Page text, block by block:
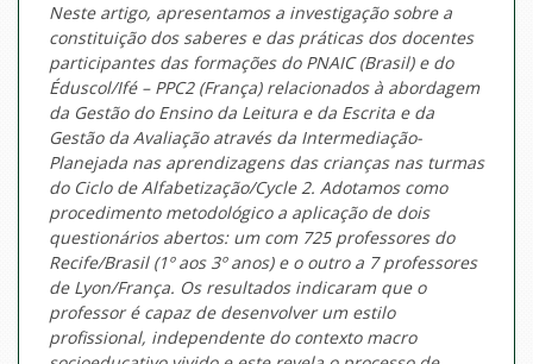
Neste artigo, apresentamos a investigação sobre a
constituição dos saberes e das práticas dos docentes
participantes das formações do PNAIC (Brasil) e do
Éduscol/Ifé – PPC2 (França) relacionados à abordagem
da Gestão do Ensino da Leitura e da Escrita e da
Gestão da Avaliação através da Intermediação-
Planejada nas aprendizagens das crianças nas turmas
do Ciclo de Alfabetização/Cycle 2. Adotamos como
procedimento metodológico a aplicação de dois
questionários abertos: um com 725 professores do
Recife/Brasil (1º aos 3º anos) e o outro a 7 professores
de Lyon/França. Os resultados indicaram que o
professor é capaz de desenvolver um estilo
profissional, independente do contexto macro